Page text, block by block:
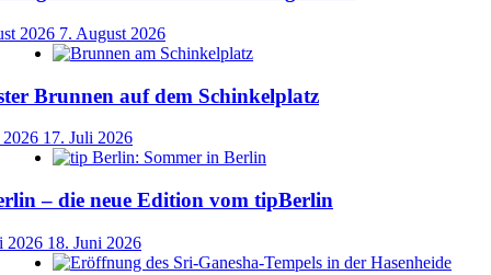
2026 7. August 2026
Brunnen auf dem Schinkelplatz
17. Juli 2026
– die neue Edition vom tipBerlin
2026 18. Juni 2026